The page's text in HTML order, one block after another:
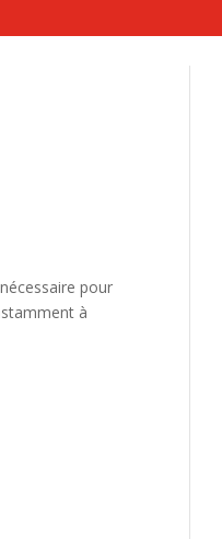
pour
à